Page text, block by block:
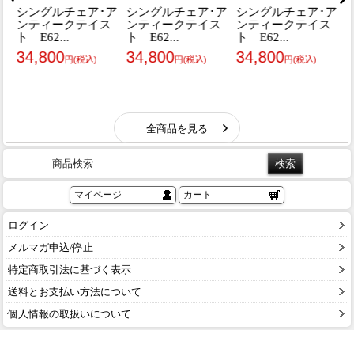
商品検索
マイページ カート
ログイン
メルマガ申込/停止
特定商取引法に基づく表示
送料とお支払い方法について
個人情報の取扱いについて